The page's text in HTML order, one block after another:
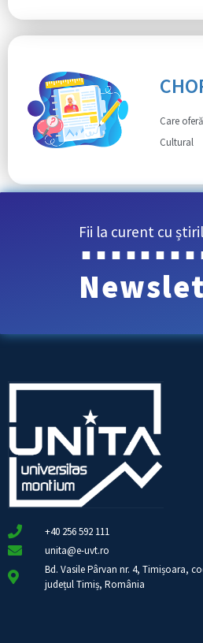
Care
Cultural
Fii la curent cu
+40 256 592 111
unita@e-uvt.ro
Bd. Vasile Pârvan nr. 4, Timișoara,
județul Timiș, România